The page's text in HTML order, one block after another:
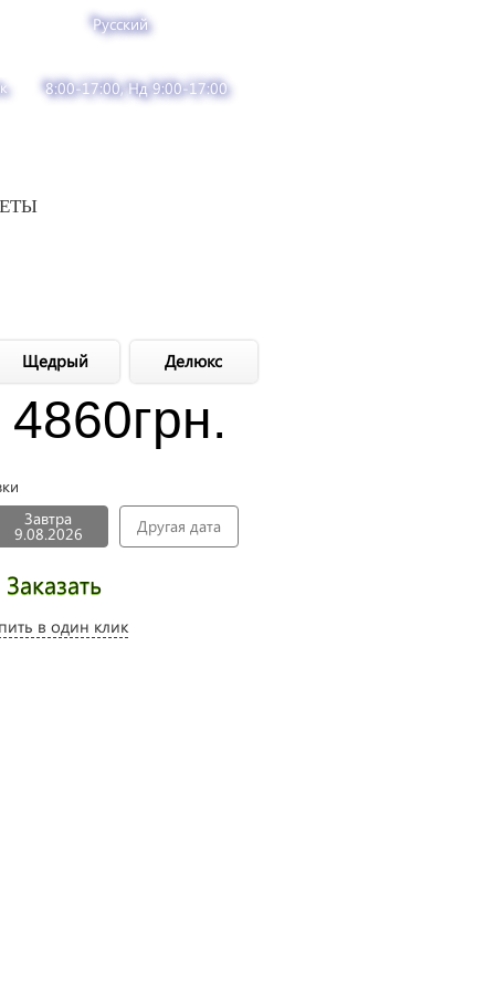
Русский
8:00-17:00, Нд 9:00-17:00
Щедрый Делюкс
4860грн.
Завтра
9.08.2026 Другая дата
Заказать
в один клик